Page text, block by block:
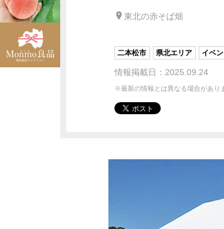
東北の赤そば畑
二本松市 県北エリア イベン
情報掲載日：2025.09.24
※最新の情報とは異なる場合があり